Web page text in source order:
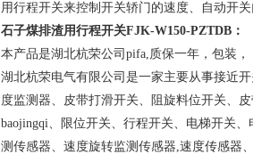
用行程开关来控制开关轿门的速度、自动开
石子煤排渣用行程开关FJK-W150-PZTDB：
本产品是湖北杭荣公司pifa,质保一年，包装，
湖北杭荣电气有限公司是一家主要从事接近
度监测器、皮带打滑开关、阻旋料位开关、
baojingqi、限位开关、行程开关、电梯开关
测传感器、速度旋转监测传感器,速度传感器